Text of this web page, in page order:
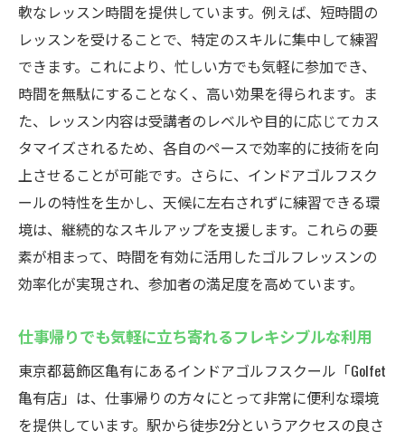
軟なレッスン時間を提供しています。例えば、短時間の
レッスンを受けることで、特定のスキルに集中して練習
できます。これにより、忙しい方でも気軽に参加でき、
時間を無駄にすることなく、高い効果を得られます。ま
た、レッスン内容は受講者のレベルや目的に応じてカス
タマイズされるため、各自のペースで効率的に技術を向
上させることが可能です。さらに、インドアゴルフスク
ールの特性を生かし、天候に左右されずに練習できる環
境は、継続的なスキルアップを支援します。これらの要
素が相まって、時間を有効に活用したゴルフレッスンの
効率化が実現され、参加者の満足度を高めています。
仕事帰りでも気軽に立ち寄れるフレキシブルな利用
東京都葛飾区亀有にあるインドアゴルフスクール「Golfet
亀有店」は、仕事帰りの方々にとって非常に便利な環境
を提供しています。駅から徒歩2分というアクセスの良さ